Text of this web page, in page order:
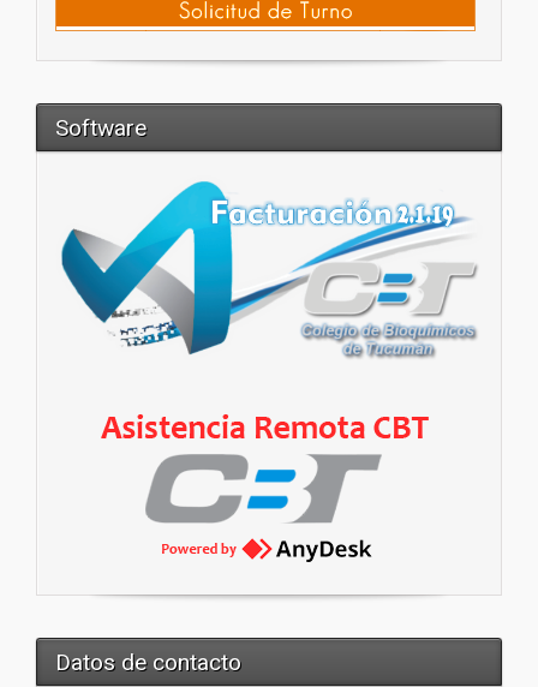
Software
Datos de contacto